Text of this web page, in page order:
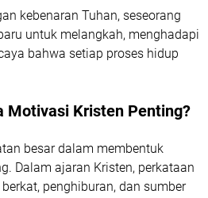
kebenaran Tuhan, seseorang
untuk melangkah, menghadapi
bahwa setiap proses hidup
Motivasi Kristen Penting?
besar dalam membentuk
Dalam ajaran Kristen, perkataan
penghiburan, dan sumber